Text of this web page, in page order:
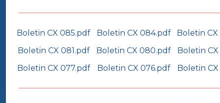
Boletin CX 085.pdf Boletin CX 084.pdf
Boletin
Boletin CX 081.pdf
Boletin CX 080.pdf
Boletin
Boletin CX 077.pdf
Boletin CX 076.pdf Boletin